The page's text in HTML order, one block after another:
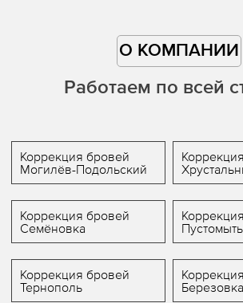
О КОМПАНИИ
Работаем по всей
Коррекция бровей
Могилёв-Подольский
Коррекция бровей
Семёновка
Коррекция бровей
Тернополь
Березовка